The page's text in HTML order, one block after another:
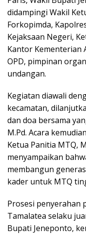
didampingi Wakil
Forkopimda,
Kejaksaan Negeri,
Kantor Kementerian
OPD, pimpinan
undangan.
Kegiatan diawali
kecamatan,
dan doa bersama
M.Pd. Acara
Ketua Panitia MTQ,
menyampaikan
membangun
kader untuk MTQ
Prosesi penyerahan
Tamalatea selaku
Bupati Jeneponto,